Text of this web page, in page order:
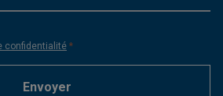
confidentialité *
Envoyer